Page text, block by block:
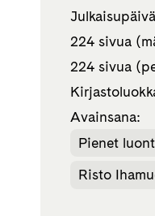
224 sivua
224 sivua
Avainsana:
Pienet
Risto